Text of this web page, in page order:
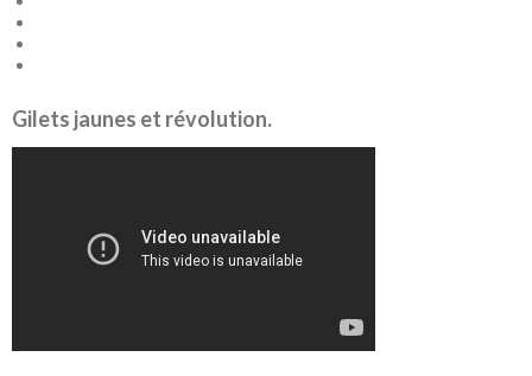
Gilets jaunes et révolution.